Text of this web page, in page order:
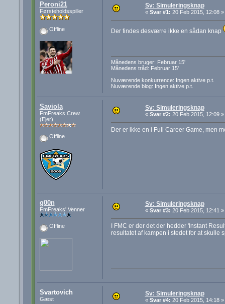
Peroni21
Førsteholdsspiller
Offline
Sv: Simuleringsknap
« Svar #1: 20 Feb 2015, 12:08 »
Der findes desværre ikke en sådan knap
Månedens bruger: Februar 15'
Månedens tråd: Februar 15'
Nuværende konkurrence: Ingen aktive p.t.
Nuværende blog: Ingen aktive p.t.
Saviola
FmFreaks Crew
(Ejer)
Offline
Sv: Simuleringsknap
« Svar #2: 20 Feb 2015, 12:09 »
Der er ikke en i Full Career Game, men
g00n
FmFreaks' Venner
Offline
Sv: Simuleringsknap
« Svar #3: 20 Feb 2015, 12:41 »
I FMC er der det der hedder 'Instant
resultatet af kampen i stedet for at skulle
Svartovich
Gæst
Sv: Simuleringsknap
« Svar #4: 20 Feb 2015, 14:18 »